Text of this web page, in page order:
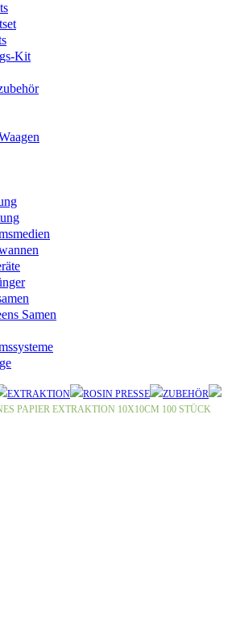
Kit
Samen
EXTRAKTION ROSIN PRESSE
ZUBEHÖR
PAPIER EXTRAKTION 10X10CM 100 STÜCK